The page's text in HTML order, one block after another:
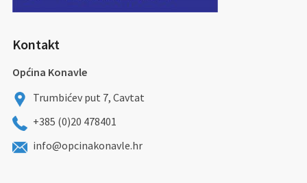
Kontakt
Općina Konavle
Trumbićev put 7, Cavtat
+385 (0)20 478401
info@opcinakonavle.hr